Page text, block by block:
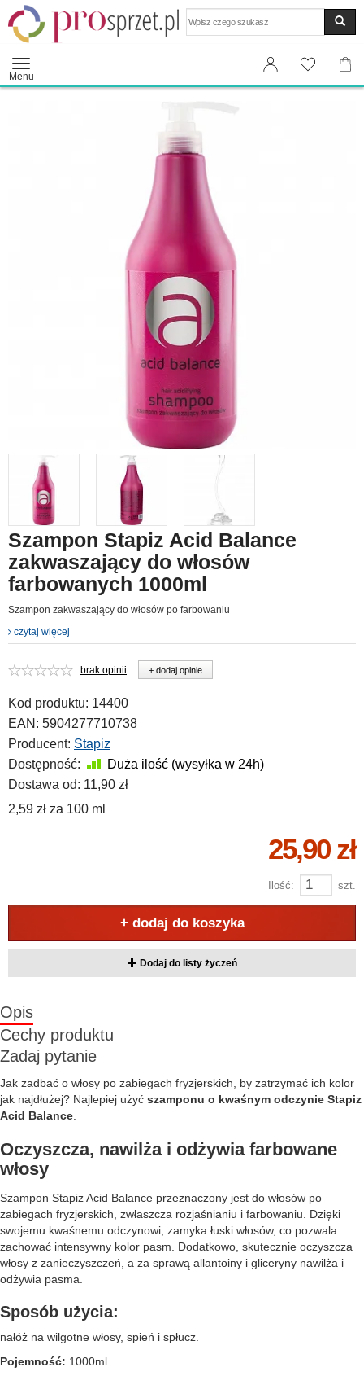
Menu
Szampon Stapiz Acid Balance
zakwaszający do włosów
farbowanych 1000ml
Szampon zakwaszający do włosów po farbowaniu
czytaj więcej
brak opinii + dodaj opinie
Kod produktu: 14400
EAN: 5904277710738
Producent: Stapiz
Dostępność:
Duża ilość (wysyłka w 24h)
Dostawa od: 11,90 zł
2,59 zł za 100 ml
25,90 zł
Ilość: szt.
+ dodaj do koszyka
Dodaj do listy życzeń
Opis
Cechy produktu
Zadaj pytanie
Jak zadbać o włosy po zabiegach fryzjerskich, by zatrzymać ich kolor
jak najdłużej? Najlepiej użyć szamponu o kwaśnym odczynie Stapiz
Acid Balance
Oczyszcza, nawilża i odżywia farbowane
włosy
Szampon Stapiz Acid Balance przeznaczony jest do włosów po
zabiegach fryzjerskich, zwłaszcza rozjaśnianiu i farbowaniu. Dzięki
swojemu kwaśnemu odczynowi, zamyka łuski włosów, co pozwala
zachować intensywny kolor pasm. Dodatkowo, skutecznie oczyszcza
włosy z zanieczyszczeń, a za sprawą allantoiny i gliceryny nawilża i
odżywia pasma.
Sposób użycia:
nałóż na wilgotne włosy, spień i spłucz.
Pojemność: 1000ml